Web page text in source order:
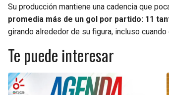
Su producción mantiene una cadencia que
promedia más de un gol por partido: 11
girando alrededor de su figura, incluso
Te puede interesar